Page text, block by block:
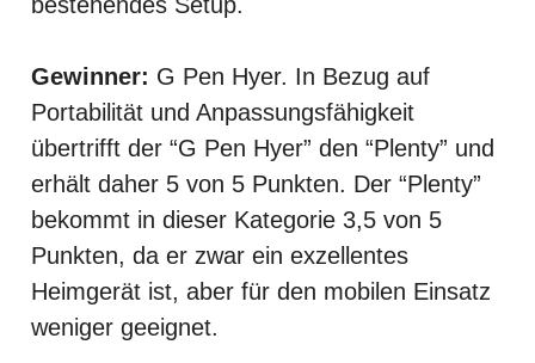
Gewinner: G Pen Hyer. In Bezug auf
Portabilität und Anpassungsfähigkeit
übertrifft der “G Pen Hyer” den “Plenty” und
erhält daher 5 von 5 Punkten. Der “Plenty”
bekommt in dieser Kategorie 3,5 von 5
Punkten, da er zwar ein exzellentes
Heimgerät ist, aber für den mobilen Einsatz
weniger geeignet.